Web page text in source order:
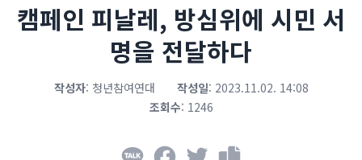
캠페인 피날레, 방심위에 시민 서
명을 전달하다
작성자: 청년참여연대 작성일: 2023.11.02. 14:08
조회수: 1246